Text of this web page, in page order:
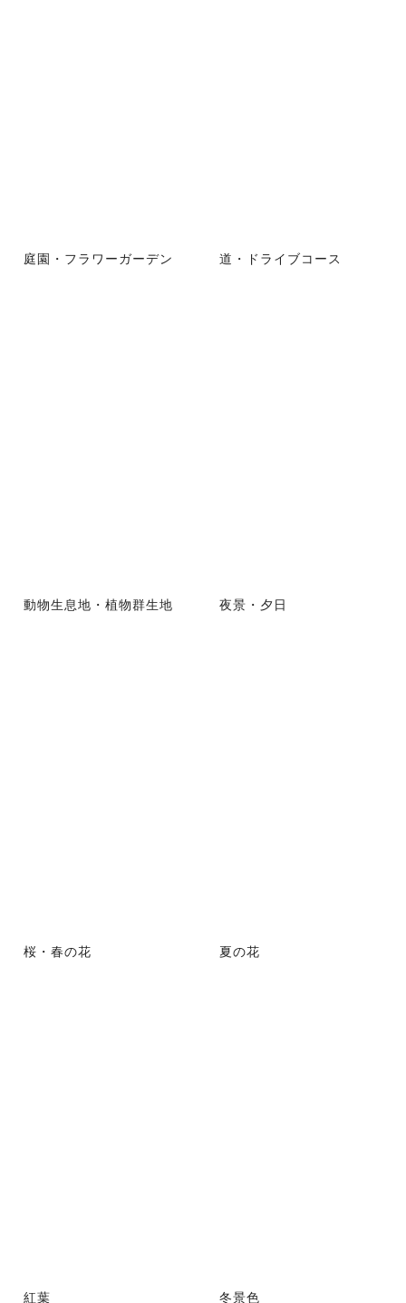
庭園・フラワーガーデン 道・ドライブコース
動物生息地・植物群生地 夜景・夕日
桜・春の花 夏の花
紅葉 冬景色